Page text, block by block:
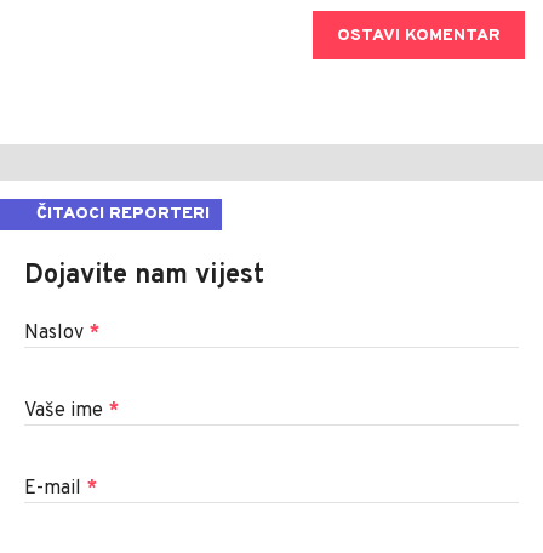
OSTAVI KOMENTAR
ČITAOCI REPORTERI
Dojavite nam vijest
Naslov *
Vaše ime *
E-mail *